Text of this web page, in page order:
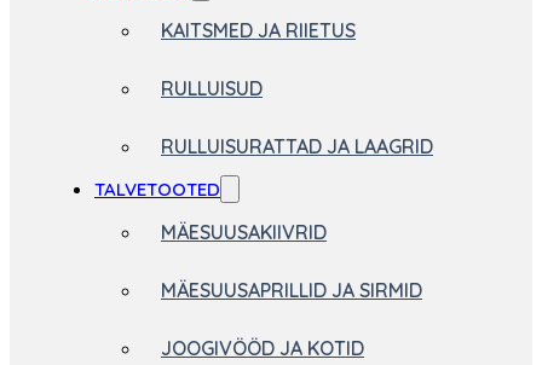
KAITSMED JA RIIETUS
RULLUISUD
RULLUISURATTAD JA LAAGRID
TALVETOOTED
MÄESUUSAKIIVRID
MÄESUUSAPRILLID JA SIRMID
JOOGIVÖÖD JA KOTID